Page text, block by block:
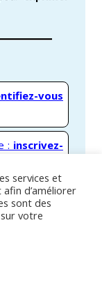
vous
: inscrivez-
les mots clé
.
services et
d’améliorer
sont des
votre